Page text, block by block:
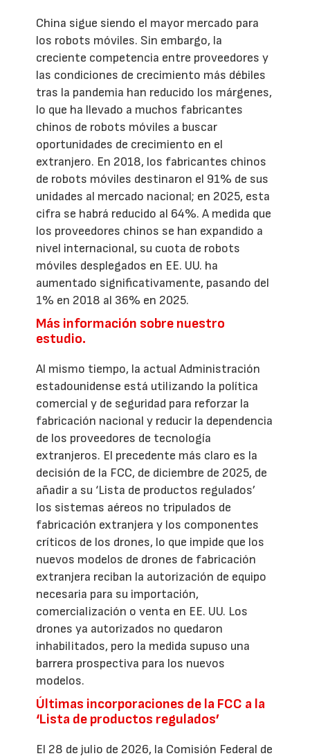
China sigue siendo el mayor mercado para
los robots móviles. Sin embargo, la
creciente competencia entre proveedores y
las condiciones de crecimiento más débiles
tras la pandemia han reducido los márgenes,
lo que ha llevado a muchos fabricantes
chinos de robots móviles a buscar
oportunidades de crecimiento en el
extranjero. En 2018, los fabricantes chinos
de robots móviles destinaron el 91% de sus
unidades al mercado nacional; en 2025, esta
cifra se habrá reducido al 64%. A medida que
los proveedores chinos se han expandido a
nivel internacional, su cuota de robots
móviles desplegados en EE. UU. ha
aumentado significativamente, pasando del
1% en 2018 al 36% en 2025.
Más información sobre nuestro
estudio.
Al mismo tiempo, la actual Administración
estadounidense está utilizando la política
comercial y de seguridad para reforzar la
fabricación nacional y reducir la dependencia
de los proveedores de tecnología
extranjeros. El precedente más claro es la
decisión de la FCC, de diciembre de 2025, de
añadir a su ‘Lista de productos regulados’
los sistemas aéreos no tripulados de
fabricación extranjera y los componentes
críticos de los drones, lo que impide que los
nuevos modelos de drones de fabricación
extranjera reciban la autorización de equipo
necesaria para su importación,
comercialización o venta en EE. UU. Los
drones ya autorizados no quedaron
inhabilitados, pero la medida supuso una
barrera prospectiva para los nuevos
modelos.
Últimas incorporaciones de la FCC a la
‘Lista de productos regulados’
El 28 de julio de 2026, la Comisión Federal de